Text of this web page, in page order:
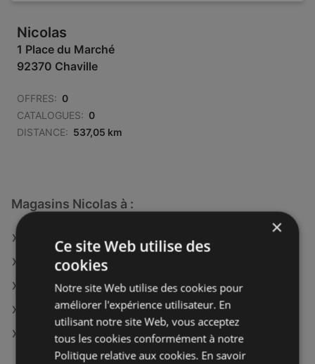
Nicolas
1 Place du Marché
92370 Chaville
OFFRES: 0
CATALOGUES: 0
DISTANCE: 537,05 km
Magasins Nicolas à :
Nicolas à Vichy
Nicolas à Dijon
Nicolas à Colmar-Ribeauvillé
Nicolas à Soissons
Nicolas à Poitiers
×
Ce site Web utilise des
cookies
Notre site Web utilise des cookies pour
améliorer l'expérience utilisateur. En
utilisant notre site Web, vous acceptez
tous les cookies conformément à notre
Politique relative aux cookies. En savoir